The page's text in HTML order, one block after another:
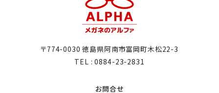
〒774-0030 徳島県阿南市富岡町木松22-3
TEL : 0884-23-2831
お問合せ